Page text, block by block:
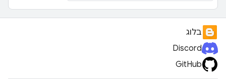
בלוג
Discord
GitHub